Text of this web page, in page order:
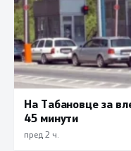
На Табановце за
45 минути
пред 2 ч.